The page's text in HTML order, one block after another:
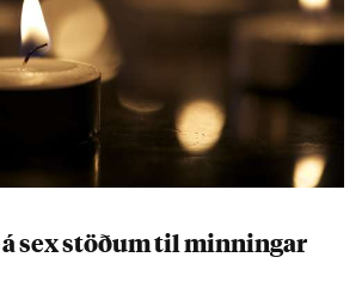
sex stöð­um til minn­ing­ar